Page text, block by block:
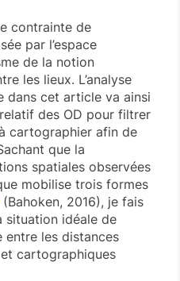
contrainte de
par l’espace
de la notion
les lieux. L’analyse
dans cet article va ainsi
des OD pour filtrer
cartographier afin de
que la
spatiales observées
mobilise trois formes
(Bahoken, 2016), je fais
situation idéale de
les distances
cartographiques